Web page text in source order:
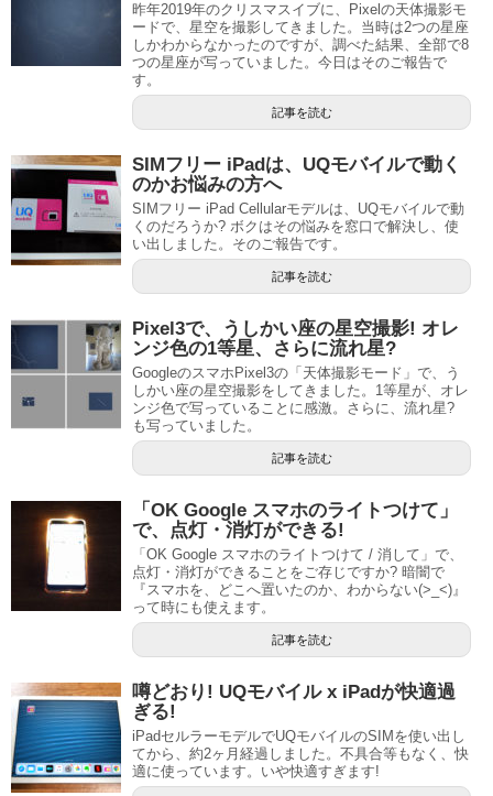
昨年2019年のクリスマスイブに、Pixelの天体撮影モ
ードで、星空を撮影してきました。当時は2つの星座
しかわからなかったのですが、調べた結果、全部で8
つの星座が写っていました。今日はそのご報告で
す。
記事を読む
SIMフリー iPadは、UQモバイルで動く
のかお悩みの方へ
SIMフリー iPad Cellularモデルは、UQモバイルで動
くのだろうか? ボクはその悩みを窓口で解決し、使
い出しました。そのご報告です。
記事を読む
Pixel3で、うしかい座の星空撮影! オレ
ンジ色の1等星、さらに流れ星?
GoogleのスマホPixel3の「天体撮影モード」で、う
しかい座の星空撮影をしてきました。1等星が、オレ
ンジ色で写っていることに感激。さらに、流れ星?
も写っていました。
記事を読む
「OK Google スマホのライトつけて」
で、点灯・消灯ができる!
「OK Google スマホのライトつけて / 消して」で、
点灯・消灯ができることをご存じですか? 暗闇で
『スマホを、どこへ置いたのか、わからない(>_<)』
って時にも使えます。
記事を読む
噂どおり! UQモバイル x iPadが快適過
ぎる!
iPadセルラーモデルでUQモバイルのSIMを使い出し
てから、約2ヶ月経過しました。不具合等もなく、快
適に使っています。いや快適すぎます!